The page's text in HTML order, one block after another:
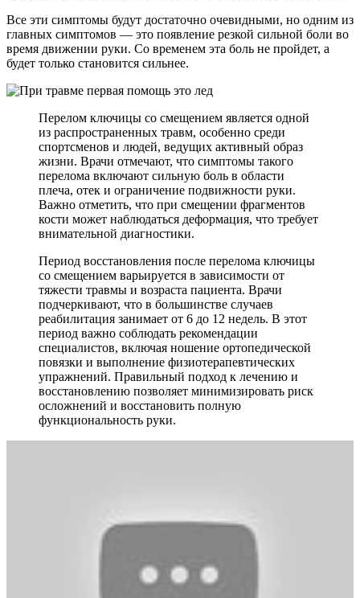
Все эти симптомы будут достаточно очевидными, но одним из
главных симптомов — это появление резкой сильной боли во
время движении руки. Со временем эта боль не пройдет, а
будет только становится сильнее.
Перелом ключицы со смещением является одной
из распространенных травм, особенно среди
спортсменов и людей, ведущих активный образ
жизни. Врачи отмечают, что симптомы такого
перелома включают сильную боль в области
плеча, отек и ограничение подвижности руки.
Важно отметить, что при смещении фрагментов
кости может наблюдаться деформация, что требует
внимательной диагностики.
Период восстановления после перелома ключицы
со смещением варьируется в зависимости от
тяжести травмы и возраста пациента. Врачи
подчеркивают, что в большинстве случаев
реабилитация занимает от 6 до 12 недель. В этот
период важно соблюдать рекомендации
специалистов, включая ношение ортопедической
повязки и выполнение физиотерапевтических
упражнений. Правильный подход к лечению и
восстановлению позволяет минимизировать риск
осложнений и восстановить полную
функциональность руки.